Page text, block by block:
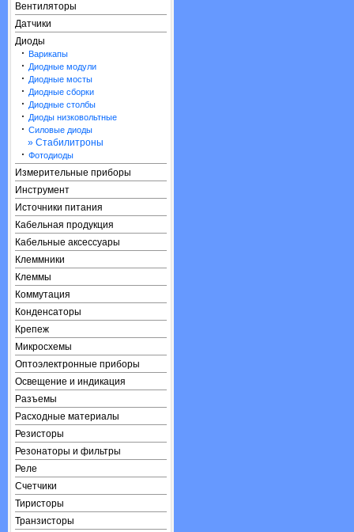
Вентиляторы
Датчики
Диоды
· Варикапы
· Диодные модули
· Диодные мосты
· Диодные сборки
· Диодные столбы
· Диоды низковольтные
· Силовые диоды
» Стабилитроны
· Фотодиоды
Измерительные приборы
Инструмент
Источники питания
Кабельная продукция
Кабельные аксессуары
Клеммники
Клеммы
Коммутация
Конденсаторы
Крепеж
Микросхемы
Оптоэлектронные приборы
Освещение и индикация
Разъемы
Расходные материалы
Резисторы
Резонаторы и фильтры
Реле
Счетчики
Тиристоры
Транзисторы